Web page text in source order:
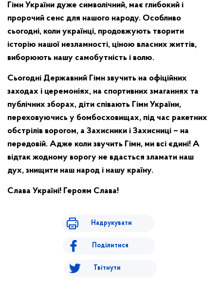
Гімн України дуже символічний, має глибокий і
пророчий сенс для нашого народу. Особливо
сьогодні, коли українці, продовжують творити
історію нашої незламності, ціною власних життів,
виборюють нашу самобутність і волю.
Сьогодні Державний Гімн звучить на офіційних
заходах і церемоніях, на спортивних змаганнях та
публічних зборах, діти співають Гімн України,
переховуючись у бомбосховищах, під час ракетних
обстрілів ворогом, а Захисники і Захисниці – на
передовій. Адже коли звучить Гімн, ми всі єдині! А
відтак жодному ворогу не вдасться зламати наш
дух, знищити наш народ і нашу країну.
Слава Україні! Героям Слава!
Надрукувати
Поділитися
Твітнути